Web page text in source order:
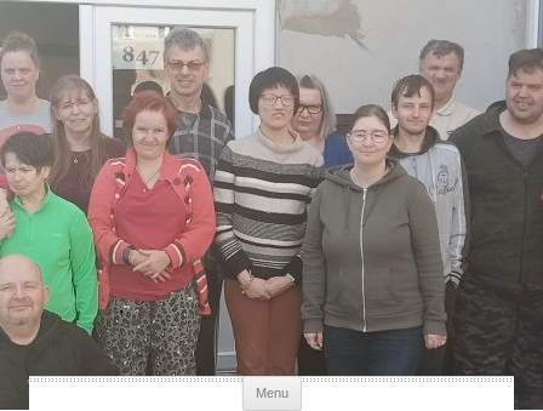
Každý člověk má svou hodnotu
Menu Přejít k obsahu webu